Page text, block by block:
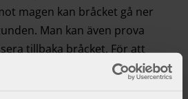
magen kan bråcket gå ner
Man kan även prova
tillbaka bråcket. För att
växer eller ger